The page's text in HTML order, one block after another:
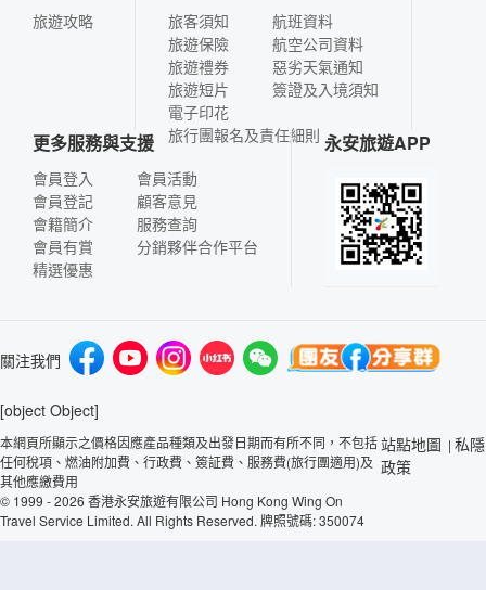
旅遊攻略
旅客須知
旅遊保險
旅遊禮券
旅遊短片
電子印花
航班資料
航空公司資料
惡劣天氣通知
簽證及入境須知
旅行團報名及責任細則
更多服務與支援
會員登入
會員登記
會籍簡介
會員有賞
精選優惠
會員活動
顧客意見
服務查詢
分銷夥伴合作平台
永安旅遊APP
關注我們
[object Object]
本網頁所顯示之價格因應產品種類及出發日期而有所不同，不包括
任何稅項、燃油附加費、行政費、簽証費、服務費(旅行團適用)及
其他應繳費用
© 1999 - 2026 香港永安旅遊有限公司 Hong Kong Wing On
Travel Service Limited. All Rights Reserved. 牌照號碼: 350074
站點地圖 | 私隱
政策